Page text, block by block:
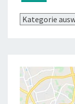
Kategorien